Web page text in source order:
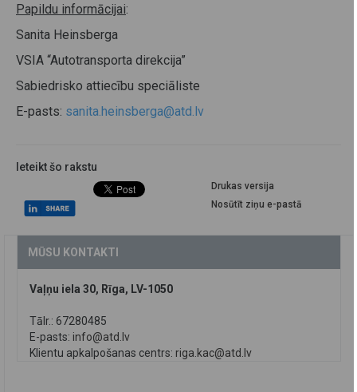
Papildu informācijai:
Sanita Heinsberga
VSIA “Autotransporta direkcija”
Sabiedrisko attiecību speciāliste
E-pasts: sanita.heinsberga@atd.lv
Ieteikt šo rakstu
Drukas versija
Nosūtīt ziņu e-pastā
MŪSU KONTAKTI
Vaļņu iela 30, Rīga, LV-1050
Tālr.: 67280485
E-pasts: info@atd.lv
Klientu apkalpošanas centrs: riga.kac@atd.lv